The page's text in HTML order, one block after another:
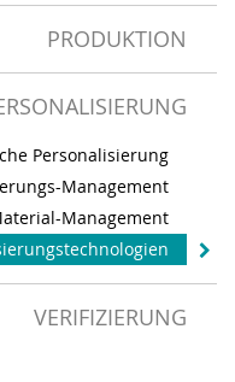
PRODUKTION
Personalisierung
Management
Management
VERIFIZIERUNG